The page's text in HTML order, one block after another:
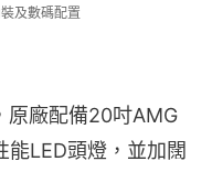
及數碼配置
原廠配備20吋AMG
能LED頭燈，並加闊